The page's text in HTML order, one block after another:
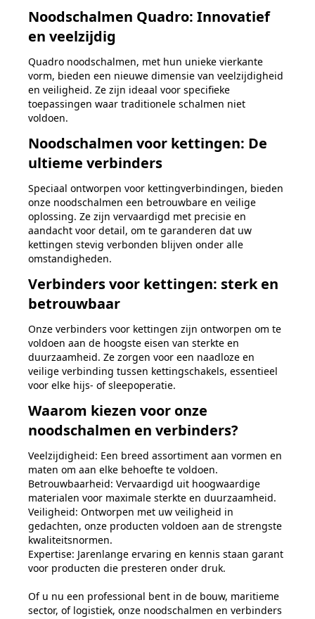
Noodschalmen Quadro: Innovatief
en veelzijdig
Quadro noodschalmen, met hun unieke vierkante
vorm, bieden een nieuwe dimensie van veelzijdigheid
en veiligheid. Ze zijn ideaal voor specifieke
toepassingen waar traditionele schalmen niet
voldoen.
Noodschalmen voor kettingen: De
ultieme verbinders
Speciaal ontworpen voor kettingverbindingen, bieden
onze noodschalmen een betrouwbare en veilige
oplossing. Ze zijn vervaardigd met precisie en
aandacht voor detail, om te garanderen dat uw
kettingen stevig verbonden blijven onder alle
omstandigheden.
Verbinders voor kettingen: sterk en
betrouwbaar
Onze verbinders voor kettingen zijn ontworpen om te
voldoen aan de hoogste eisen van sterkte en
duurzaamheid. Ze zorgen voor een naadloze en
veilige verbinding tussen kettingschakels, essentieel
voor elke hijs- of sleepoperatie.
Waarom kiezen voor onze
noodschalmen en verbinders?
Veelzijdigheid: Een breed assortiment aan vormen en
maten om aan elke behoefte te voldoen.
Betrouwbaarheid: Vervaardigd uit hoogwaardige
materialen voor maximale sterkte en duurzaamheid.
Veiligheid: Ontworpen met uw veiligheid in
gedachten, onze producten voldoen aan de strengste
kwaliteitsnormen.
Expertise: Jarenlange ervaring en kennis staan garant
voor producten die presteren onder druk.
Of u nu een professional bent in de bouw, maritieme
sector, of logistiek, onze noodschalmen en verbinders